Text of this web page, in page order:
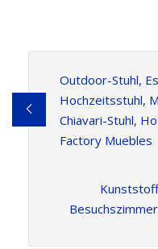
Outdoor-Stuhl,
Hochzeitsstuhl,
Chiavari-Stuhl,
Factory Muebles